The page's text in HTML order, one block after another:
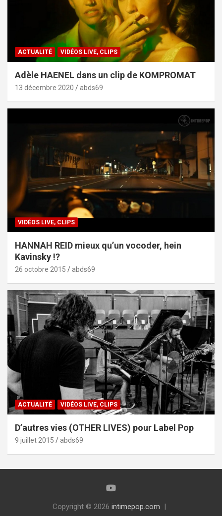
ACTUALITÉ VIDÉOS LIVE, CLIPS
Adèle HAENEL dans un clip de KOMPROMAT
13 décembre 2020 abds69
VIDÉOS LIVE, CLIPS
HANNAH REID mieux qu’un vocoder, hein
Kavinsky !?
26 octobre 2015 abds69
ACTUALITÉ VIDÉOS LIVE, CLIPS
D’autres vies (OTHER LIVES) pour Label Pop
9 juillet 2015 abds69
Copyright © 2026 intimepop.com